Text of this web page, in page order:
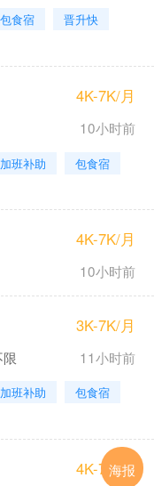
包食宿
晋升快
4K-7K/月
10小时前
加班补助
包食宿
4K-7K/月
10小时前
3K-7K/月
11小时前
加班补助
包食宿
4K-7K/月
海报